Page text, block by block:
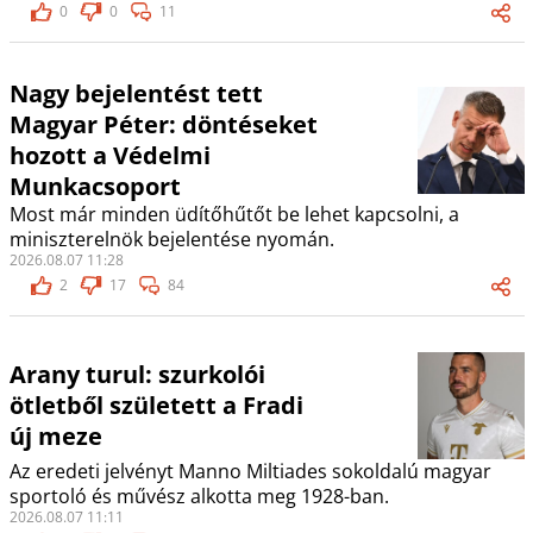
0
0 11
Nagy bejelentést tett
Magyar Péter: döntéseket
hozott a Védelmi
Munkacsoport
Most már minden üdítőhűtőt be lehet kapcsolni, a
miniszterelnök bejelentése nyomán.
2026.08.07 11:28
2
17 84
Arany turul: szurkolói
ötletből született a Fradi
új meze
Az eredeti jelvényt Manno Miltiades sokoldalú magyar
sportoló és művész alkotta meg 1928-ban.
2026.08.07 11:11